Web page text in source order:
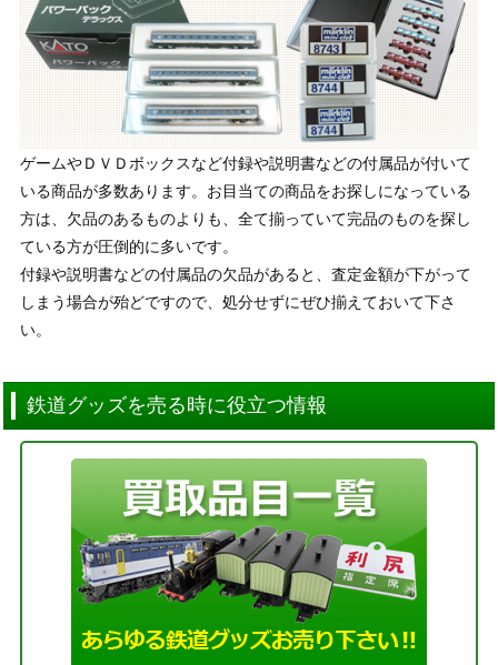
ゲームやＤＶＤボックスなど付録や説明書などの付属品が付いて
いる商品が多数あります。お目当ての商品をお探しになっている
方は、欠品のあるものよりも、全て揃っていて完品のものを探し
ている方が圧倒的に多いです。
付録や説明書などの付属品の欠品があると、査定金額が下がって
しまう場合が殆どですので、処分せずにぜひ揃えておいて下さ
い。
鉄道グッズを売る時に役立つ情報